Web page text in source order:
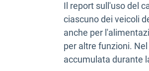
Il report sull'uso del
ciascuno dei veicoli
anche per
per altre funzioni.
accumulata durante